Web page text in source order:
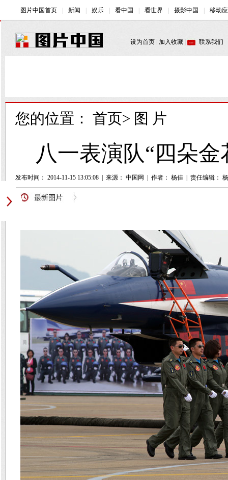
您的位置： 首页> 图 片
八一表演队“四朵
发布时间： 2014-11-15 13:05:08 来源： 中国网 作者： 杨佳 责任编辑：